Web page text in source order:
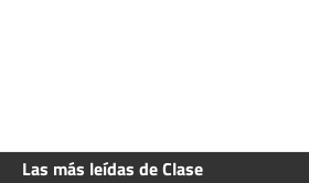
Las más leídas de Clase